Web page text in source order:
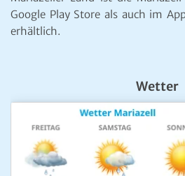
Google Play Store als auch im
erhältlich.
Wetter